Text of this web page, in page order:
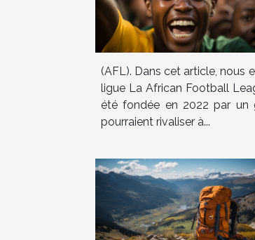
(AFL). Dans cet article, nous
ligue La African Football
été fondée en 2022 par un
pourraient rivaliser à...